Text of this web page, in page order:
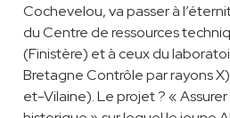
Cochevelou, va passer à
du Centre de ressources
(Finistère) et à ceux du
Bretagne Contrôle par rayons
et-Vilaine). Le projet ? «